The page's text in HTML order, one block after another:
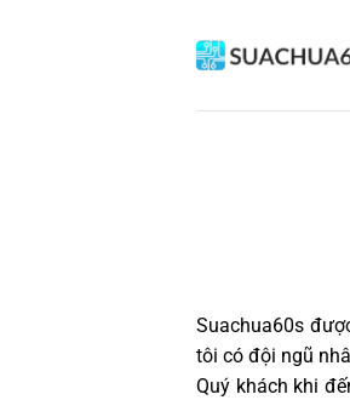
Suachua60s
tôi có đội ngũ
Quý khách khi